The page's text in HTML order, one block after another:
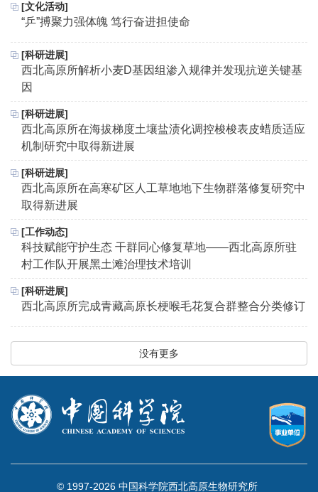
[文化活动]
“乒”搏聚力强体魄 笃行奋进担使命
[科研进展]
西北高原所解析小麦D基因组渗入规律并发现抗逆关键基
因
[科研进展]
西北高原所在海拔梯度土壤盐渍化调控梭梭表皮蜡质适应
机制研究中取得新进展
[科研进展]
西北高原所在高寒矿区人工草地地下生物群落修复研究中
取得新进展
[工作动态]
科技赋能守护生态 干群同心修复草地——西北高原所驻
村工作队开展黑土滩治理技术培训
[科研进展]
西北高原所完成青藏高原长梗喉毛花复合群整合分类修订
没有更多
© 1997-2026 中国科学院西北高原生物研究所